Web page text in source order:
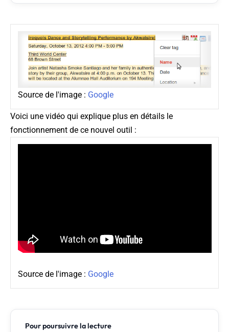
Source de l'image : Google
Voici une vidéo qui explique plus en détails le
fonctionnement de ce nouvel outil :
Source de l'image : Google
Pour poursuivre la lecture